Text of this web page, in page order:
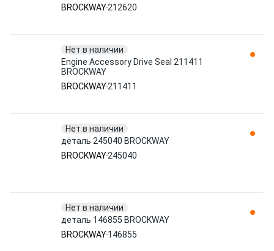
BROCKWAY212620
Нет в наличии
Engine Accessory Drive Seal 211411
BROCKWAY
BROCKWAY211411
Нет в наличии
деталь 245040 BROCKWAY
BROCKWAY245040
Нет в наличии
деталь 146855 BROCKWAY
BROCKWAY146855